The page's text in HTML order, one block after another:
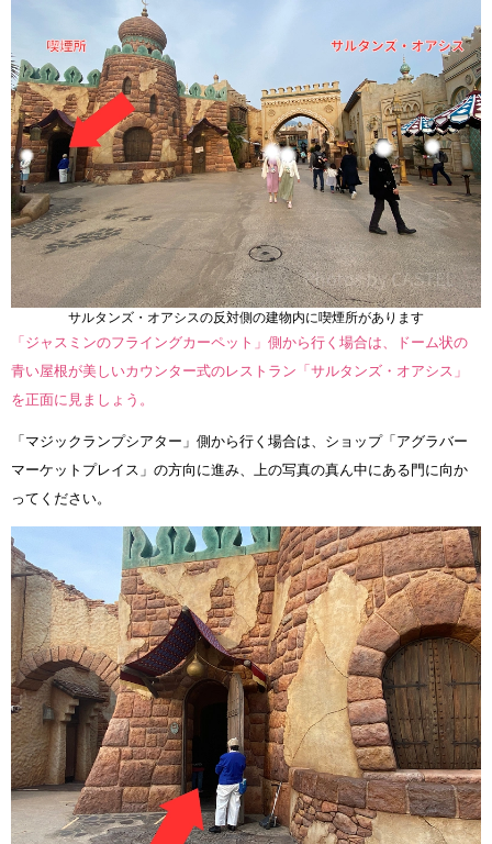
サルタンズ・オアシスの反対側の建物内に喫煙所があります
「ジャスミンのフライングカーペット」側から行く場合は、ドーム状の
青い屋根が美しいカウンター式のレストラン「サルタンズ・オアシス」
を正面に見ましょう。
「マジックランプシアター」側から行く場合は、ショップ「アグラバー
マーケットプレイス」の方向に進み、上の写真の真ん中にある門に向か
ってください。